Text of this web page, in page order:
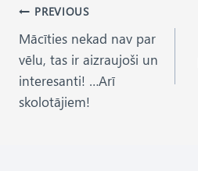
Post
navigation
PREVIOUS
Mācīties nekad nav par
vēlu, tas ir aizraujoši un
interesanti! …Arī
skolotājiem!